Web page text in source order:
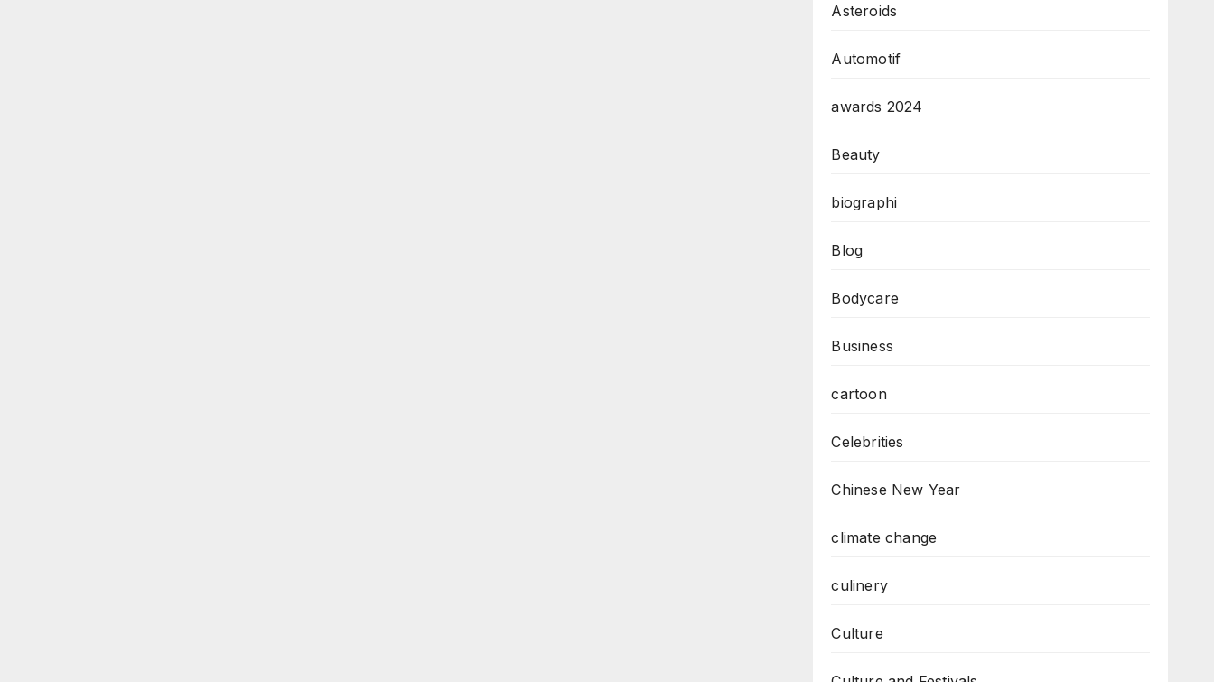
Asteroids
Automotif
awards 2024
Beauty
biographi
Blog
Bodycare
Business
cartoon
Celebrities
Chinese New Year
climate change
culinery
Culture